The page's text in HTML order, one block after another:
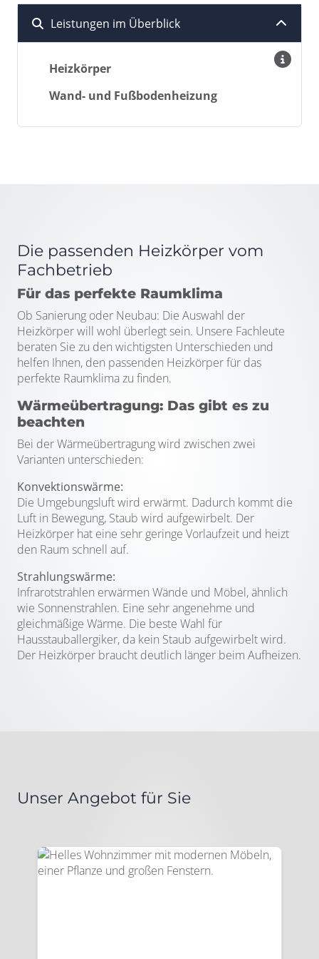
Leistungen im Überblick
Heizkörper
Wand- und Fußbodenheizung
Die passenden Heizkörper vom
Fachbetrieb
Für das perfekte Raumklima
Ob Sanierung oder Neubau: Die Auswahl der
Heizkörper will wohl überlegt sein. Unsere Fachleute
beraten Sie zu den wichtigsten Unterschieden und
helfen Ihnen, den passenden Heizkörper für das
perfekte Raumklima zu finden.
Wärmeübertragung: Das gibt es zu
beachten
Bei der Wärmeübertragung wird zwischen zwei
Varianten unterschieden:
Konvektionswärme:
Die Umgebungsluft wird erwärmt. Dadurch kommt die
Luft in Bewegung, Staub wird aufgewirbelt. Der
Heizkörper hat eine sehr geringe Vorlaufzeit und heizt
den Raum schnell auf.
Strahlungswärme:
Infrarotstrahlen erwärmen Wände und Möbel, ähnlich
wie Sonnenstrahlen. Eine sehr angenehme und
gleichmäßige Wärme. Die beste Wahl für
Hausstauballergiker, da kein Staub aufgewirbelt wird.
Der Heizkörper braucht deutlich länger beim Aufheizen.
Unser Angebot für Sie